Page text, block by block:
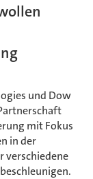
und Dow
mit Fokus
in der
verschiedene